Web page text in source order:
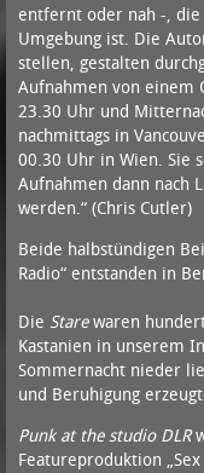
entfernt oder nah -,
Umgebung ist. Die
stellen, gestalten
Aufnahmen von einem
23.30 Uhr und
nachmittags in
00.30 Uhr in Wien. Sie
Aufnahmen dann nach
werden.“ (Chris Cutler)
Beide halbstündigen
Radio“ entstanden in
Die Starewaren
Kastanien in unserem
Sommernacht nieder
und Beruhigung
Punk at the studio DLR
Featureproduktion